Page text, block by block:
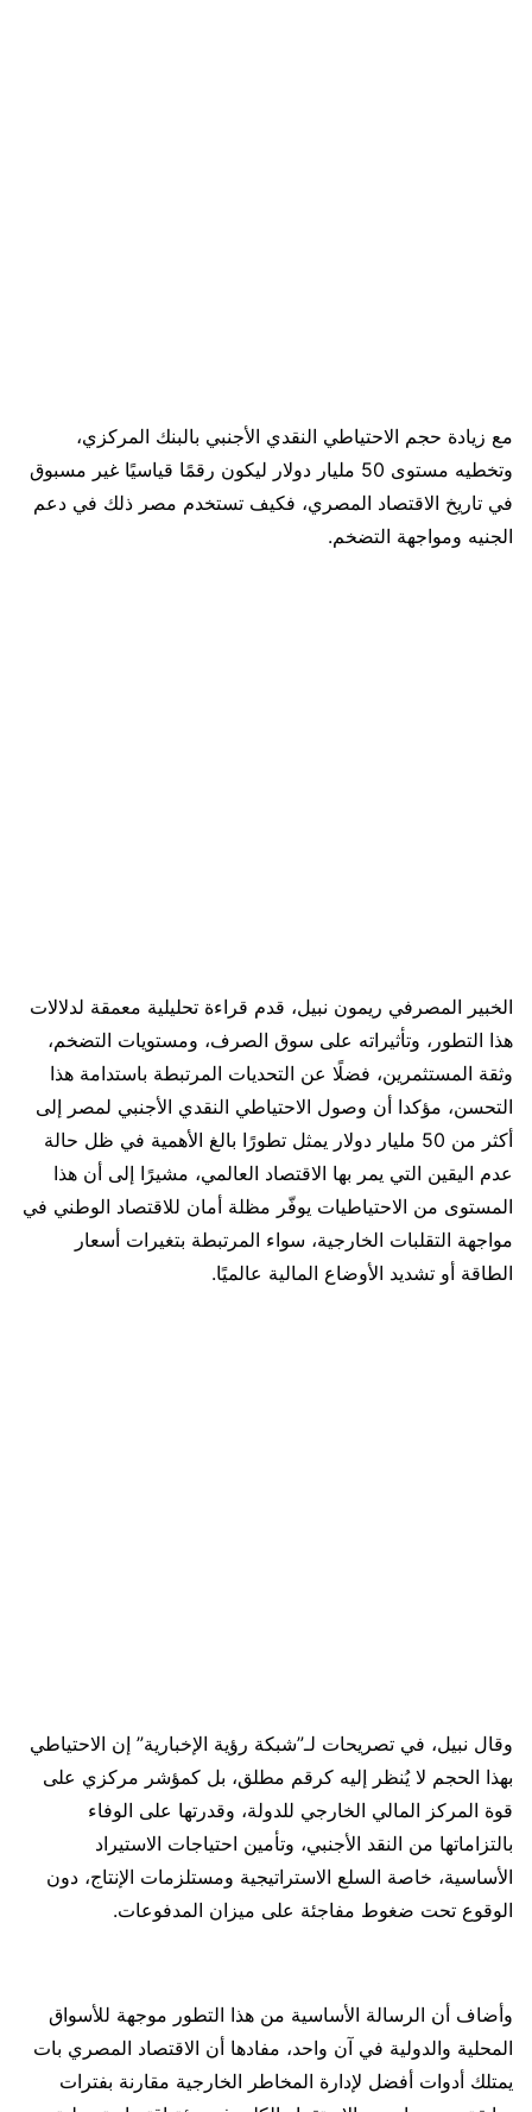
مع زيادة حجم الاحتياطي النقدي الأجنبي بالبنك المركزي،
وتخطيه مستوى 50 مليار دولار ليكون رقمًا قياسيًا غير مسبوق
في تاريخ الاقتصاد المصري، فكيف تستخدم مصر ذلك في دعم
الجنيه ومواجهة التضخم.
الخبير المصرفي ريمون نبيل، قدم قراءة تحليلية معمقة لدلالات
هذا التطور، وتأثيراته على سوق الصرف، ومستويات التضخم،
وثقة المستثمرين، فضلًا عن التحديات المرتبطة باستدامة هذا
التحسن، مؤكدا أن وصول الاحتياطي النقدي الأجنبي لمصر إلى
أكثر من 50 مليار دولار يمثل تطورًا بالغ الأهمية في ظل حالة
عدم اليقين التي يمر بها الاقتصاد العالمي، مشيرًا إلى أن هذا
المستوى من الاحتياطيات يوفّر مظلة أمان للاقتصاد الوطني في
مواجهة التقلبات الخارجية، سواء المرتبطة بتغيرات أسعار
الطاقة أو تشديد الأوضاع المالية عالميًا.
وقال نبيل، في تصريحات لـ”شبكة رؤية الإخبارية” إن الاحتياطي
بهذا الحجم لا يُنظر إليه كرقم مطلق، بل كمؤشر مركزي على
قوة المركز المالي الخارجي للدولة، وقدرتها على الوفاء
بالتزاماتها من النقد الأجنبي، وتأمين احتياجات الاستيراد
الأساسية، خاصة السلع الاستراتيجية ومستلزمات الإنتاج، دون
الوقوع تحت ضغوط مفاجئة على ميزان المدفوعات.
وأضاف أن الرسالة الأساسية من هذا التطور موجهة للأسواق
المحلية والدولية في آن واحد، مفادها أن الاقتصاد المصري بات
يمتلك أدوات أفضل لإدارة المخاطر الخارجية مقارنة بفترات